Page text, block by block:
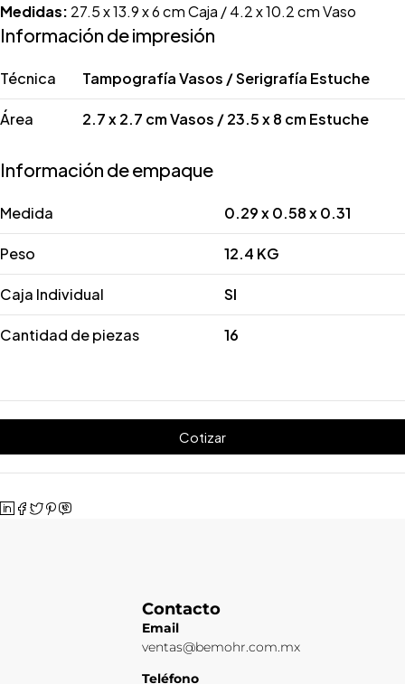
Medidas: 27.5 x 13.9 x 6 cm Caja / 4.2 x 10.2 cm Vaso
Información de impresión
Técnica Tampografía Vasos / Serigrafía Estuche
Área 2.7 x 2.7 cm Vasos / 23.5 x 8 cm Estuche
Información de empaque
Medida 0.29 x 0.58 x 0.31
Peso 12.4 KG
Caja Individual SI
Cantidad de piezas 16
Cotizar
Contacto
Email
ventas@bemohr.com.mx
Teléfono